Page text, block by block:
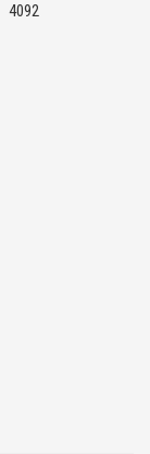
4092